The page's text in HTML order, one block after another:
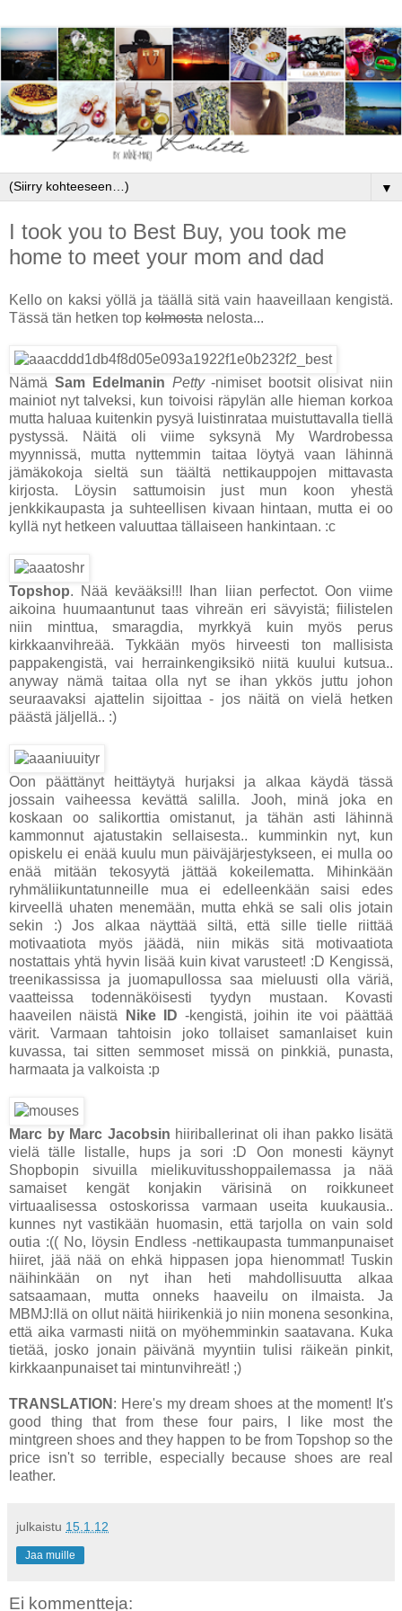
▼
I took you to Best Buy, you took me
home to meet your mom and dad
Kello on kaksi yöllä ja täällä sitä vain haaveillaan kengistä.
Tässä tän hetken top kolmosta nelosta...
Nämä Sam Edelmanin Petty-nimiset bootsit olisivat niin
mainiot nyt talveksi, kun toivoisi räpylän alle hieman korkoa
mutta haluaa kuitenkin pysyä luistinrataa muistuttavalla tiellä
pystyssä. Näitä oli viime syksynä My Wardrobessa
myynnissä, mutta nyttemmin taitaa löytyä vaan lähinnä
jämäkokoja sieltä sun täältä nettikauppojen mittavasta
kirjosta. Löysin sattumoisin just mun koon yhestä
jenkkikaupasta ja suhteellisen kivaan hintaan, mutta ei oo
kyllä nyt hetkeen valuuttaa tällaiseen hankintaan. :c
Topshop. Nää kevääksi!!! Ihan liian perfectot. Oon viime
aikoina huumaantunut taas vihreän eri sävyistä; fiilistelen
niin minttua, smaragdia, myrkkyä kuin myös perus
kirkkaanvihreää. Tykkään myös hirveesti ton mallisista
pappakengistä, vai herrainkengiksikö niitä kuului kutsua..
anyway nämä taitaa olla nyt se ihan ykkös juttu johon
seuraavaksi ajattelin sijoittaa - jos näitä on vielä hetken
päästä jäljellä.. :)
Oon päättänyt heittäytyä hurjaksi ja alkaa käydä tässä
jossain vaiheessa kevättä salilla. Jooh, minä joka en
koskaan oo salikorttia omistanut, ja tähän asti lähinnä
kammonnut ajatustakin sellaisesta.. kumminkin nyt, kun
opiskelu ei enää kuulu mun päiväjärjestykseen, ei mulla oo
enää mitään tekosyytä jättää kokeilematta. Mihinkään
ryhmäliikuntatunneille mua ei edelleenkään saisi edes
kirveellä uhaten menemään, mutta ehkä se sali olis jotain
sekin :) Jos alkaa näyttää siltä, että sille tielle riittää
motivaatiota myös jäädä, niin mikäs sitä motivaatiota
nostattais yhtä hyvin lisää kuin kivat varusteet! :D Kengissä,
treenikassissa ja juomapullossa saa mieluusti olla väriä,
vaatteissa todennäköisesti tyydyn mustaan. Kovasti
haaveilen näistä
Nike ID -kengistä, joihin ite voi päättää
värit. Varmaan tahtoisin joko tollaiset samanlaiset kuin
kuvassa, tai sitten semmoset missä on pinkkiä, punasta,
harmaata ja valkoista :p
Marc by Marc Jacobsin hiiriballerinat oli ihan pakko lisätä
vielä tälle listalle, hups ja sori :D Oon monesti käynyt
Shopbopin sivuilla mielikuvitusshoppailemassa ja nää
samaiset kengät konjakin värisinä on roikkuneet
virtuaalisessa ostoskorissa varmaan useita kuukausia..
kunnes nyt vastikään huomasin, että tarjolla on vain sold
outia :(( No, löysin Endless -nettikaupasta tummanpunaiset
hiiret, jää nää on ehkä hippasen jopa hienommat! Tuskin
näihinkään on nyt ihan heti mahdollisuutta alkaa
satsaamaan, mutta onneks haaveilu on ilmaista. Ja
MBMJ:llä on ollut näitä hiirikenkiä jo niin monena sesonkina,
että aika varmasti niitä on myöhemminkin saatavana. Kuka
tietää, josko jonain päivänä myyntiin tulisi räikeän pinkit,
kirkkaanpunaiset tai mintunvihreät! ;)
TRANSLATION : Here's my dream shoes at the moment! It's
good thing that from these four pairs, I like most the
mintgreen shoes and they happen to be from Topshop so the
price isn't so terrible, especially because shoes are real
leather.
julkaistu 15.1.12
Jaa muille
Ei kommentteja: